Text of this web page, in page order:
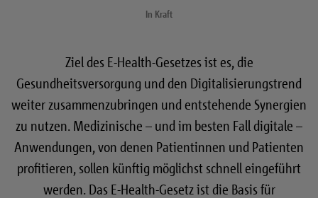
In Kraft
Ziel des E-Health-Gesetzes ist es, die
Gesundheitsversorgung und den Digitalisierungstrend
weiter zusammenzubringen und entstehende Synergien
zu nutzen. Medizinische – und im besten Fall digitale –
Anwendungen, von denen Patientinnen und Patienten
profitieren, sollen künftig möglichst schnell eingeführt
werden. Das E-Health-Gesetz ist die Basis für